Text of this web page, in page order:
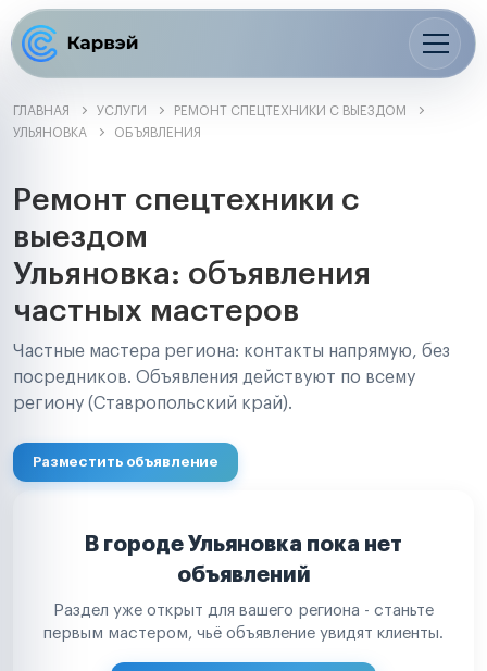
ГЛАВНАЯ УСЛУГИ
РЕМОНТ СПЕЦТЕХНИКИ С ВЫЕЗДОМ
УЛЬЯНОВКА
ОБЪЯВЛЕНИЯ
Ремонт спецтехники с
выездом
Ульяновка: объявления
частных мастеров
Частные мастера региона: контакты напрямую, без
посредников. Объявления действуют по всему
региону (Ставропольский край).
Разместить объявление
В городе Ульяновка пока нет
объявлений
Раздел уже открыт для вашего региона - станьте
первым мастером, чьё объявление увидят клиенты.